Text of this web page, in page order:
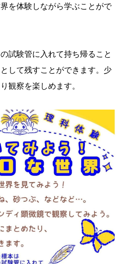
を体験しながら学ぶことがで
試験管に入れて持ち帰ること
して残すことができます。少
観察を楽しめます。